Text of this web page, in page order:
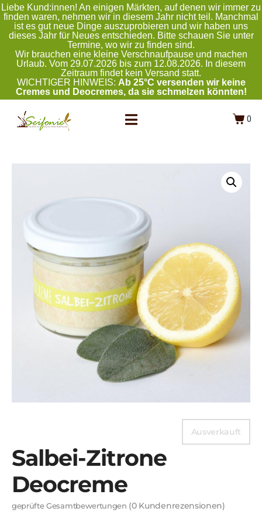
Liebe Kund:innen! An einigen Märkten, auf denen wir immer zu
finden waren, nehmen wir in diesem Jahr nicht teil. Manchmal
ist es gut neue Dinge auszuprobieren und wir haben uns
dieses Jahr für Neues entschieden. Bitte schauen Sie unter
Termine, wo wir zu finden sind.
Wir brauchen eine kleine Verschnaufpause und machen
Urlaub. Vom 29.07.2026 bis zum 12.08.2026. In diesem
Zeitraum findet kein Versand statt.
WICHTIGER HINWEIS: Ab 25°C versenden wir keine
Cremes und Deocremes, da sie schmelzen könnten!
0
Ausverkauft
Salbei-Zitrone
Deocreme
geprüfte Gesamtbewertungen (0Kundenrezensionen)